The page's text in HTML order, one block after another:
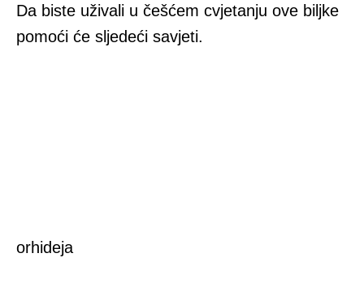
Da biste uživali u češćem cvjetanju ove biljke
pomoći će sljedeći savjeti.
orhideja